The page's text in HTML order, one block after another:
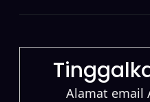
Alamat email